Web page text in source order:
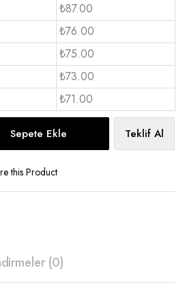
₺87.00
₺76.00
₺75.00
₺73.00
₺71.00
Sepete Ekle Teklif Al
this Product
(0)